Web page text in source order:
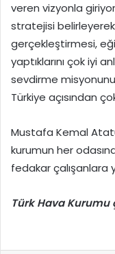
veren vizyonla
stratejisi
gerçekleştirmesi,
yaptıklarını çok iyi
sevdirme
Türkiye açısından
Mustafa Kemal
kurumun her
fedakar çalışanlara
Türk Hava Kurumu